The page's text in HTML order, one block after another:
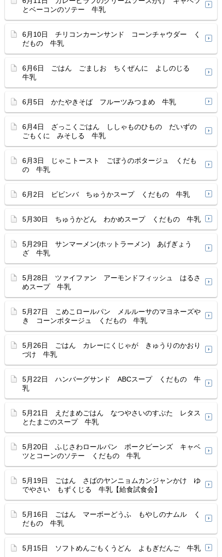
とベーコンのソテー 牛乳
6月10日 チリコンカーンサンド コーンチャウダー く
だもの 牛乳
6月6日 ごはん ごましお ちくぜんに よしのじる
牛乳
6月5日 かたやきそば フルーツみつまめ 牛乳
6月4日 ざっこくごはん ししゃものひもの だいずの
ごもくに みそしる 牛乳
6月3日 じゃこトースト ごぼうのポタージュ くだも
の 牛乳
6月2日 ビビンバ ちゅうかスープ くだもの 牛乳
5月30日 ちゅうかどん わかめスープ くだもの 牛乳
5月29日 サンマーメン(ホットラーメン) あげぎょう
ざ 牛乳
5月28日 ツァイファン アーモンドフィッシュ はるさ
めスープ 牛乳
5月27日 こめこロールパン メルルーサのマヨネーズや
き コーンポタージュ くだもの 牛乳
5月26日 ごはん カレーにくじゃが きゅうりのかおり
づけ 牛乳
5月22日 ハンバーグサンド ABCスープ くだもの 牛
乳
5月21日 えだまめごはん なつやさいのすぶた レタス
とたまごのスープ 牛乳
5月20日 ふじさわロールパン ポークビーンズ キャベ
ツとコーンのソテー くだもの 牛乳
5月19日 ごはん さばのヤンニョムカンジャンかけ ゆ
でやさい もずくじる 牛乳【給食試食会】
5月16日 ごはん マーボーどうふ もやしのナムル く
だもの 牛乳
5月15日 ソフトめんごもくうどん よもぎだんご 牛乳